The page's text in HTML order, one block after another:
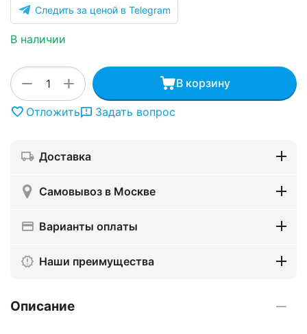
Следить за ценой в Telegram
В наличии
+
− В корзину
Отложить Задать вопрос
Доставка
Самовывоз в Москве
Варианты оплаты
Наши преимущества
Описание